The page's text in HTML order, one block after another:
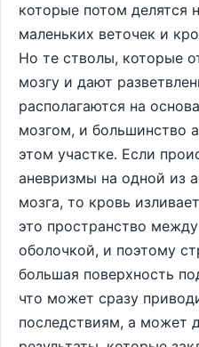
которые потом делятся
маленьких веточек и
Но те стволы, которые
мозгу и дают
располагаются на
мозгом, и большинство
этом участке. Если
аневризмы на одной из
мозга, то кровь
это пространство
оболочкой, и поэтому
большая поверхность
что может сразу
последствиям, а может